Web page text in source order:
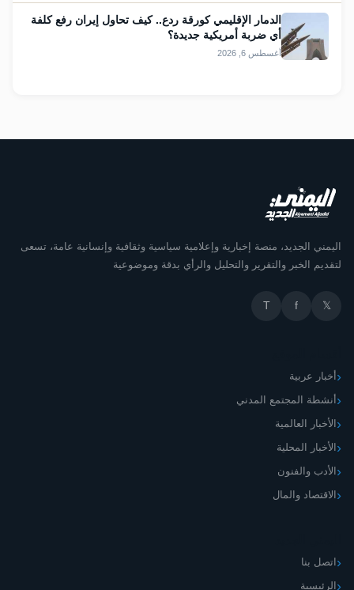
الدمار الإقليمي كورقة ردع.. كيف تحاول إيران رفع كلفة
أي ضربة أمريكية جديدة؟
أغسطس 6, 2026
اليمني الجديد، منصة إخبارية وإعلامية سياسية وثقافية وإنسانية عامة، تسعى
لتقديم الخبر والتقرير والتحليل والرأي بدقة وموضوعية
𝕏
f
T
أخبار عربية
أنشطة المجتمع المدني
الأخبار العالمية
الأخبار المحلية
الأدب والفنون
الاقتصاد والمال
اتصل بنا
الرئيسية